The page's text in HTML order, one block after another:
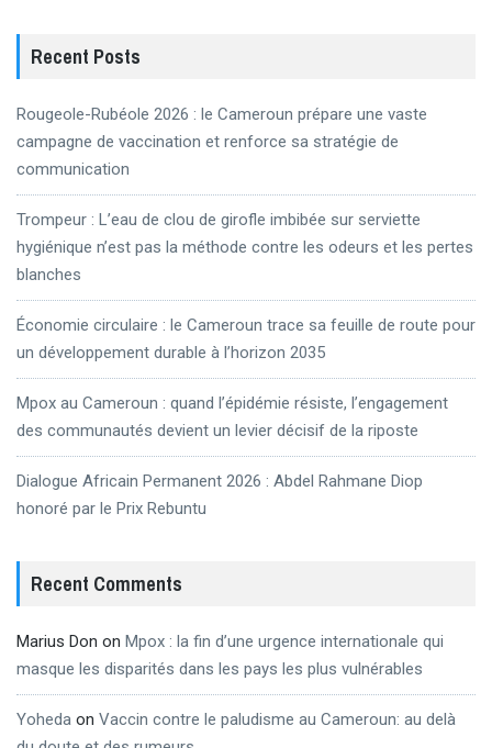
Recent Posts
Rougeole-Rubéole 2026 : le Cameroun prépare une vaste
campagne de vaccination et renforce sa stratégie de
communication
Trompeur : L’eau de clou de girofle imbibée sur serviette
hygiénique n’est pas la méthode contre les odeurs et les pertes
blanches
Économie circulaire : le Cameroun trace sa feuille de route pour
un développement durable à l’horizon 2035
Mpox au Cameroun : quand l’épidémie résiste, l’engagement
des communautés devient un levier décisif de la riposte
Dialogue Africain Permanent 2026 : Abdel Rahmane Diop
honoré par le Prix Rebuntu
Recent Comments
Marius Don on Mpox : la fin d’une urgence internationale qui
masque les disparités dans les pays les plus vulnérables
Yoheda on Vaccin contre le paludisme au Cameroun: au delà